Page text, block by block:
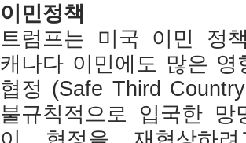
이민정책
트럼프는 미국 이민 정
캐나다 이민에도 많은 영
협정 (Safe Third
불규칙적으로 입국한